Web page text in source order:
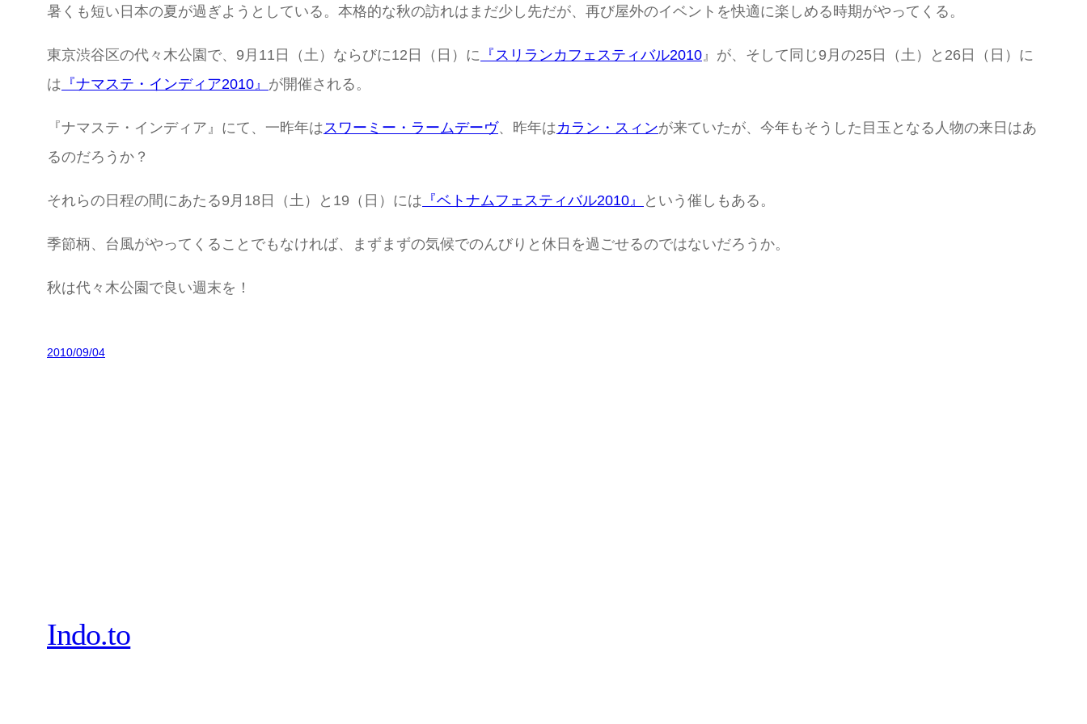
暑くも短い日本の夏が過ぎようとしている。本格的な秋の訪れはまだ少し先だが、再び屋外のイベントを快適に楽しめる時期がやってくる。
東京渋谷区の代々木公園で、9月11日（土）ならびに12日（日）に 『スリランカフェスティバル2010』が、そして同じ9月の25日（土）と26日（日）に
は 『ナマステ・インディア2010』 が開催される。
『ナマステ・インディア』にて、一昨年はスワーミー・ラームデーヴ、昨年はカラン・スィンが来ていたが、今年もそうした目玉となる人物の来日はあ
るのだろうか？
それらの日程の間にあたる9月18日（土）と19（日）には 『ベトナムフェスティバル2010』 という催しもある。
季節柄、台風がやってくることでもなければ、まずまずの気候でのんびりと休日を過ごせるのではないだろうか。
秋は代々木公園で良い週末を！
2010/09/04
Indo.to